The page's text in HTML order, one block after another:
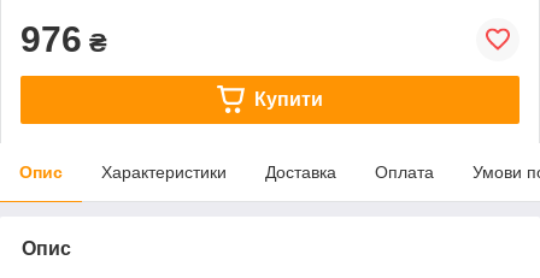
976 ₴
Купити
Опис Характеристики Доставка Оплата Умови
Опис